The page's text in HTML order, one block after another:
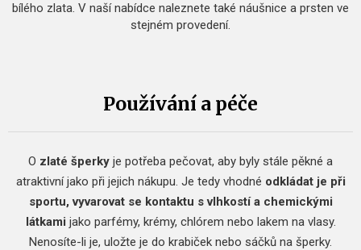
bílého zlata. V naší nabídce naleznete také náušnice a prsten ve
stejném provedení.
Používání a péče
O zlaté šperky je potřeba pečovat, aby byly stále pěkné a
atraktivní jako při jejich nákupu. Je tedy vhodné odkládat je při
sportu, vyvarovat se kontaktu s vlhkostí a chemickými
látkami jako parfémy, krémy, chlórem nebo lakem na vlasy.
Nenosíte-li je, uložte je do krabiček nebo sáčků na šperky.